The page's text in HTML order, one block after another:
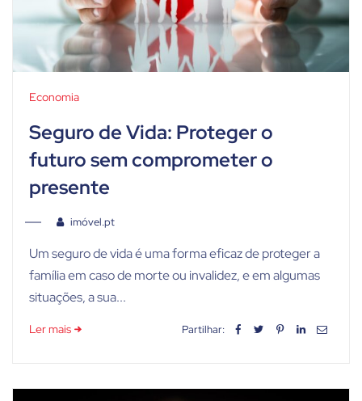
Economia
Seguro de Vida: Proteger o
futuro sem comprometer o
presente
imóvel.pt
Um seguro de vida é uma forma eficaz de proteger a
família em caso de morte ou invalidez, e em algumas
situações, a sua...
Ler mais Partilhar: